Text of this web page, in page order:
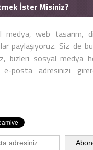
İster Misiniz?
medya, web tasarım,
paylaşıyoruz. Siz de
bizleri sosyal medya
posta adresinizi